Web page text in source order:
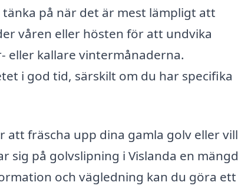
på när det är mest lämpligt att
våren eller hösten för att undvika
eller kallare vintermånaderna.
i god tid, särskilt om du har specifika
fräscha upp dina gamla golv eller vill
sig på golvslipning i Vislanda en mängd
och vägledning kan du göra ett